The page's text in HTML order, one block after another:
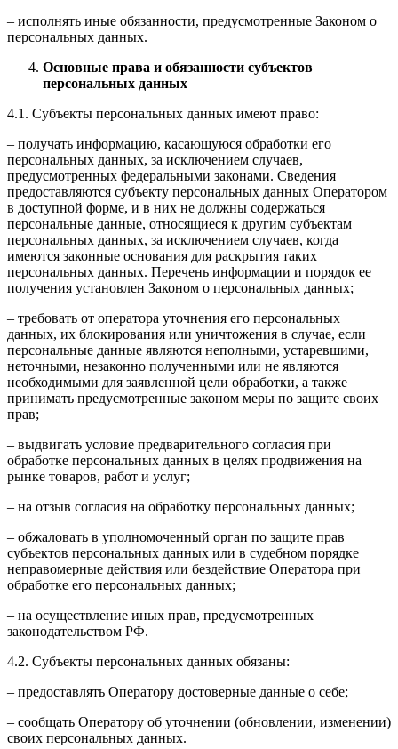
– исполнять иные обязанности, предусмотренные Законом о
персональных данных.
Основные права и обязанности субъектов
персональных данных
4.1. Субъекты персональных данных имеют право:
– получать информацию, касающуюся обработки его
персональных данных, за исключением случаев,
предусмотренных федеральными законами. Сведения
предоставляются субъекту персональных данных Оператором
в доступной форме, и в них не должны содержаться
персональные данные, относящиеся к другим субъектам
персональных данных, за исключением случаев, когда
имеются законные основания для раскрытия таких
персональных данных. Перечень информации и порядок ее
получения установлен Законом о персональных данных;
– требовать от оператора уточнения его персональных
данных, их блокирования или уничтожения в случае, если
персональные данные являются неполными, устаревшими,
неточными, незаконно полученными или не являются
необходимыми для заявленной цели обработки, а также
принимать предусмотренные законом меры по защите своих
прав;
– выдвигать условие предварительного согласия при
обработке персональных данных в целях продвижения на
рынке товаров, работ и услуг;
– на отзыв согласия на обработку персональных данных;
– обжаловать в уполномоченный орган по защите прав
субъектов персональных данных или в судебном порядке
неправомерные действия или бездействие Оператора при
обработке его персональных данных;
– на осуществление иных прав, предусмотренных
законодательством РФ.
4.2. Субъекты персональных данных обязаны:
– предоставлять Оператору достоверные данные о себе;
– сообщать Оператору об уточнении (обновлении, изменении)
своих персональных данных.